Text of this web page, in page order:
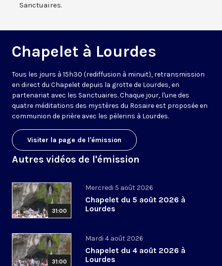
Sanctuaires.
Chapelet à Lourdes
Tous les jours à 15h30 (rediffusion à minuit), retransmission
en direct du Chapelet depuis la grotte de Lourdes, en
partenariat avec les Sanctuaires. Chaque jour, l'une des
quatre méditations des mystères du Rosaire est proposée en
communion de prière avec les pèlerins à Lourdes.
Visiter la page de l'émission
Autres vidéos de l'émission
31:00
Mercredi 5 août 2026
Chapelet du 5 août 2026 à
Lourdes
31:00
Mardi 4 août 2026
Chapelet du 4 août 2026 à
Lourdes